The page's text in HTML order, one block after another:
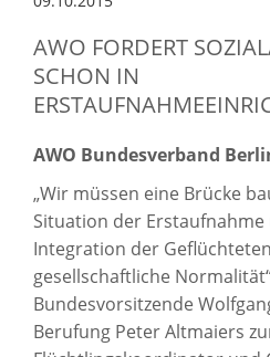
AWO FORDERT
SCHON IN
AWO Bundesverband
„Wir müssen eine Brücke
Situation der
Integration der
gesellschaftliche
Bundesvorsitzende
Berufung Peter Altmaiers